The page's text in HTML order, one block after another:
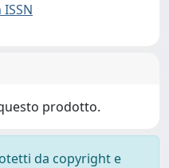
prodotto.
da copyright e